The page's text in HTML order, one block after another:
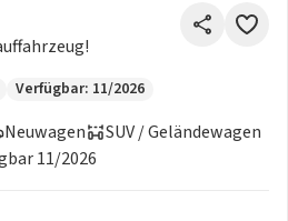
Verfügbar: 11/2026
Neuwagen
SUV / Geländewagen
11/2026